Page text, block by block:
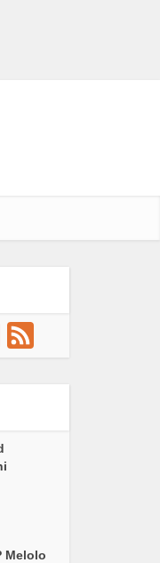
YouTube
Channel
Melolo